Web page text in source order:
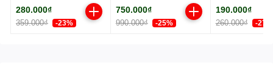
280.000₫
359.000₫ -23%
750.000₫
990.000₫ -25%
190.000₫
260.000₫ -27%